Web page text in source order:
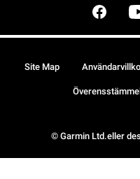
© Garmin Ltd.eller
Site Map